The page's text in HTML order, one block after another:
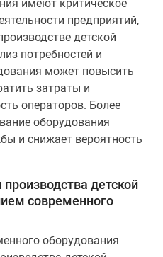
имеют критическое
предприятий,
детской
потребностей и
может повысить
затраты и
операторов. Более
оборудования
и снижает вероятность
детской
современного
оборудования